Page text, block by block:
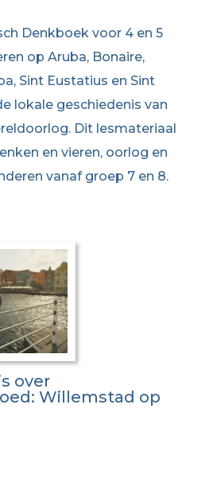
Denkboek voor 4 en 5
op Aruba, Bonaire,
Sint Eustatius en Sint
lokale geschiedenis van
Dit lesmateriaal
en vieren, oorlog en
vanaf groep 7 en 8.
over
Willemstad op